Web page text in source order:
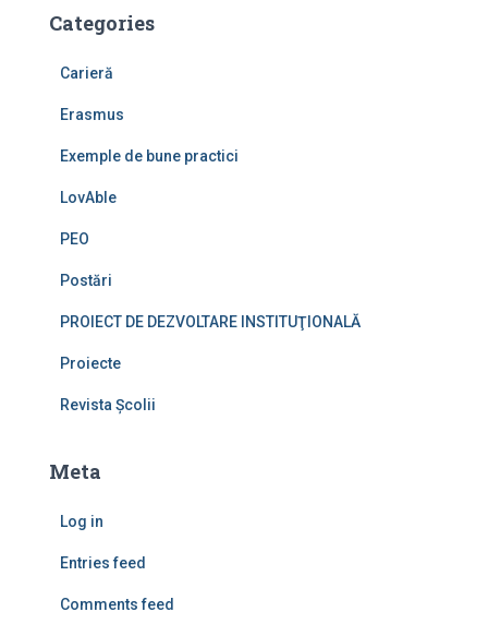
Categories
Carieră
Erasmus
Exemple de bune practici
LovAble
PEO
Postări
PROIECT DE DEZVOLTARE INSTITUŢIONALĂ
Proiecte
Revista Școlii
Meta
Log in
Entries feed
Comments feed